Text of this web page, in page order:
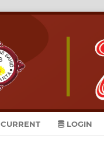
CURRENT LOGIN